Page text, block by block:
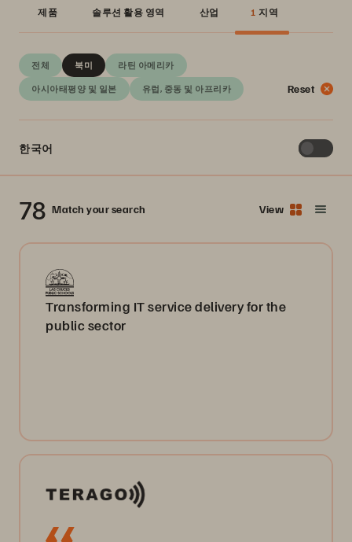
제품 솔루션 활용 영역 산업 1 지역
전체 라틴 아메리카
북미
아시아태평양 및 일본 유럽, 중동 및 아프리카 Reset
한국어
78 Match your search View
Transforming IT service delivery for the
public sector